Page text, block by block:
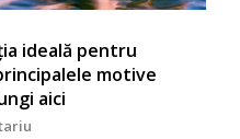
ideală pentru
motive
aici